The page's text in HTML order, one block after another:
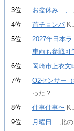
3位
お盆休み…、
4位
首チョンパ
5位
2027年日本
車両も参戦可
6位
岡崎市上衣文
7位
O2センサー
った？
8位
仕事仕事〜
9位
月曜日…
北